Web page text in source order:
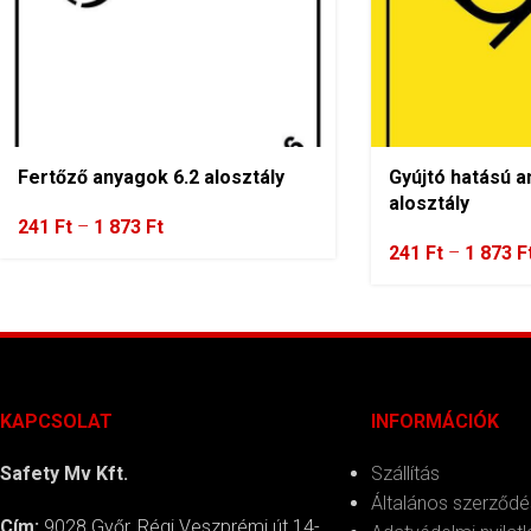
Fertőző anyagok 6.2 alosztály
241 Ft – 1 873 Ft
Gyújtó hatású
alosztály
241 Ft – 1 873
KAPCSOLAT
Safety Mv Kft.
INFORMÁCIÓK
Szállítás
Általános